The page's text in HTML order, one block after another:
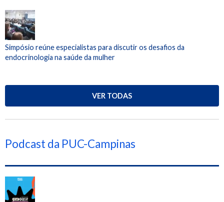
Simpósio reúne especialistas para discutir os desafios da
endocrinologia na saúde da mulher
VER TODAS
Podcast da PUC-Campinas